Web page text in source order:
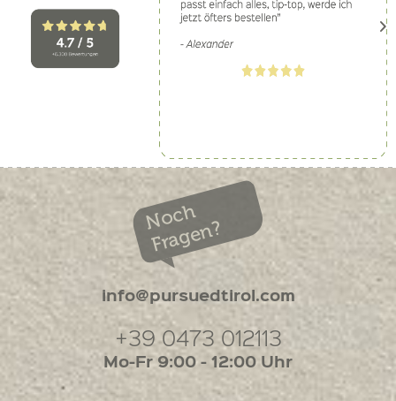
Noch
Fragen?
info@pursuedtirol.com
+39 0473 012113
Mo-Fr 9:00 - 12:00 Uhr